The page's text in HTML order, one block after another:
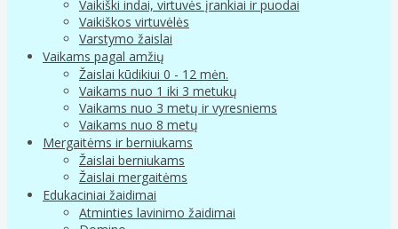
Vaikiški indai, virtuvės įrankiai ir puodai
Vaikiškos virtuvėlės
Varstymo žaislai
Vaikams pagal amžių
Žaislai kūdikiui 0 - 12 mėn.
Vaikams nuo 1 iki 3 metukų
Vaikams nuo 3 metų ir vyresniems
Vaikams nuo 8 metų
Mergaitėms ir berniukams
Žaislai berniukams
Žaislai mergaitėms
Edukaciniai žaidimai
Atminties lavinimo žaidimai